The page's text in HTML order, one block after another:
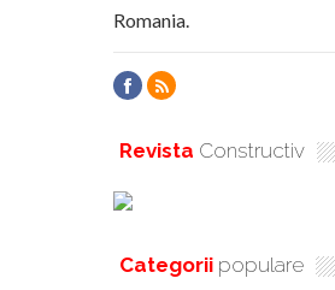
Romania.
Revista Constructiv
Categorii populare